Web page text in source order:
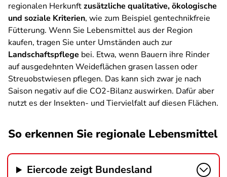
regionalen Herkunftzusätzliche qualitative, ökologische
und soziale Kriterien, wie zum Beispiel gentechnikfreie
Fütterung. Wenn Sie Lebensmittel aus der Region
kaufen, tragen Sie unter Umständen auch zur
Landschaftspflege bei. Etwa, wenn Bauern ihre Rinder
auf ausgedehnten Weideflächen grasen lassen oder
Streuobstwiesen pflegen. Das kann sich zwar je nach
Saison negativ auf die CO2-Bilanz auswirken. Dafür aber
nutzt es der Insekten- und Tiervielfalt auf diesen Flächen.
So erkennen Sie regionale Lebensmittel
Eiercode zeigt Bundesland